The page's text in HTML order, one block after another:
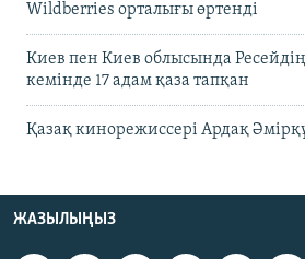
Wildberries орталығы өртенді
Киев пен Киев облысында
кемінде 17 адам қаза тапқан
Қазақ кинорежиссері Ардақ
ЖАЗЫЛЫҢЫЗ